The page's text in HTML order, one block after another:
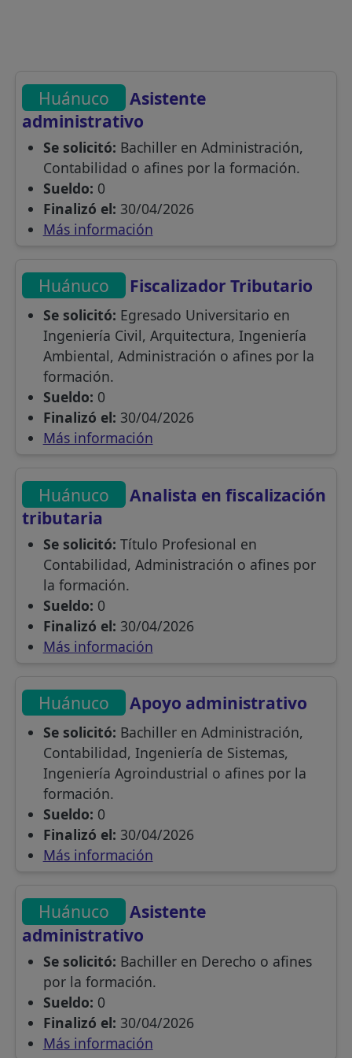
Huánuco
Asistente
administrativo
Se solicitó: Bachiller en Administración,
Contabilidad o afines por la formación.
Sueldo: 0
Finalizó el: 30/04/2026
Más información
Huánuco Fiscalizador Tributario
Se solicitó: Egresado Universitario en
Ingeniería Civil, Arquitectura, Ingeniería
Ambiental, Administración o afines por la
formación.
Sueldo: 0
Finalizó el: 30/04/2026
Más información
Huánuco
Analista en fiscalización
tributaria
Se solicitó: Título Profesional en
Contabilidad, Administración o afines por
la formación.
Sueldo: 0
Finalizó el: 30/04/2026
Más información
Huánuco Apoyo administrativo
Se solicitó: Bachiller en Administración,
Contabilidad, Ingeniería de Sistemas,
Ingeniería Agroindustrial o afines por la
formación.
Sueldo: 0
Finalizó el: 30/04/2026
Más información
Huánuco
Asistente
administrativo
Se solicitó: Bachiller en Derecho o afines
por la formación.
Sueldo: 0
Finalizó el: 30/04/2026
Más información